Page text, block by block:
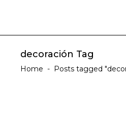
decoración Tag
Home - Posts tagged